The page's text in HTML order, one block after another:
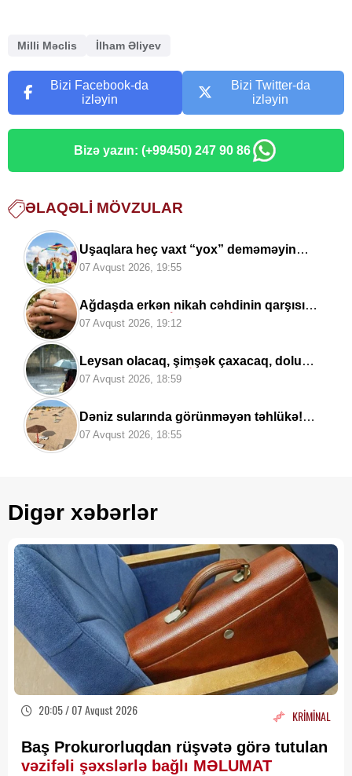
Milli Məclis İlham Əliyev
Bizi Facebook-da
izləyin
Bizi Twitter-da
izləyin
Bizə yazın: (+99450) 247 90 86
ƏLAQƏLI MÖVZULAR
Uşaqlara heç vaxt “yox” deməməyin
təhlükəli fəsadı –Psixoloqdan
valideynlərə XƏBƏRDARLIQ
07 Avqust 2026, 19:55
Ağdaşda erkən nikah cəhdinin qarşısı
alındı:Toy TƏXİRƏ SALINDI
07 Avqust 2026, 19:12
Leysan olacaq, şimşək çaxacaq, dolu
düşəcək — ƏHALİYƏ XƏBƏRDARLIQ
07 Avqust 2026, 18:59
Dəniz sularında görünməyən təhlükə!
Həkimlər XƏBƏRDARLIQ edir
07 Avqust 2026, 18:55
Digər xəbərlər
20:05 / 07 Avqust 2026 KRİMİNAL
Baş Prokurorluqdan rüşvətə görə tutulan
vəzifəli şəxslərlə bağlı MƏLUMAT